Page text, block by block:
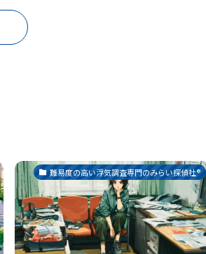
難易度の高い浮気調査専門のみらい探偵社®︎